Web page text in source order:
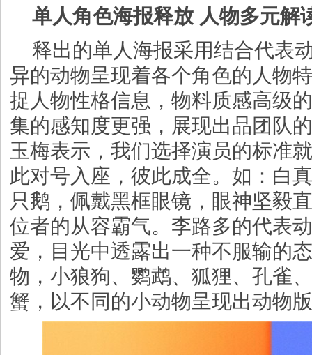
单人角色海报释放 人物多元解
释出的单人海报采用结合代表
异的动物呈现着各个角色的人物
捉人物性格信息，物料质感高级
集的感知度更强，展现出品团队
玉梅表示，我们选择演员的标准
此对号入座，彼此成全。如：白
只鹅，佩戴黑框眼镜，眼神坚毅
位者的从容霸气。李路多的代表
爱，目光中透露出一种不服输的
物，小狼狗、鹦鹉、狐狸、孔雀
蟹，以不同的小动物呈现出动物